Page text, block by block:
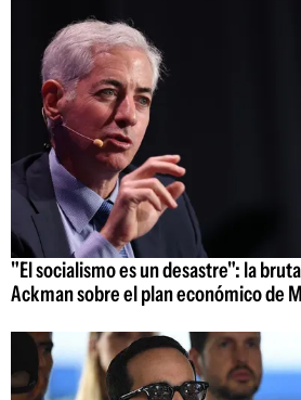
"El socialismo es un desastre": la
Ackman sobre el plan económico de